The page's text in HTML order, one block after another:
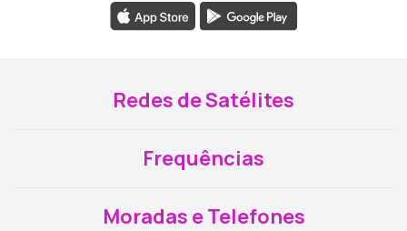
Redes de Satélites
Frequências
Moradas e Telefones